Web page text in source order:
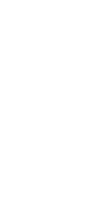
Copyright © 2026
This website uses
assume you're ok with
This website uses
you navigate through